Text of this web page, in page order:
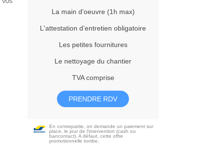
La main d'oeuvre (1h max)
L'attestation d’entretien obligatoire
Les petites fournitures
Le nettoyage du chantier
TVA comprise
PRENDRE RDV
En contrepartie, on demande un paiement sur
place, le jour de l'intervention (cash ou
bancontact). A défaut, cette offre
promotionnelle tombe.